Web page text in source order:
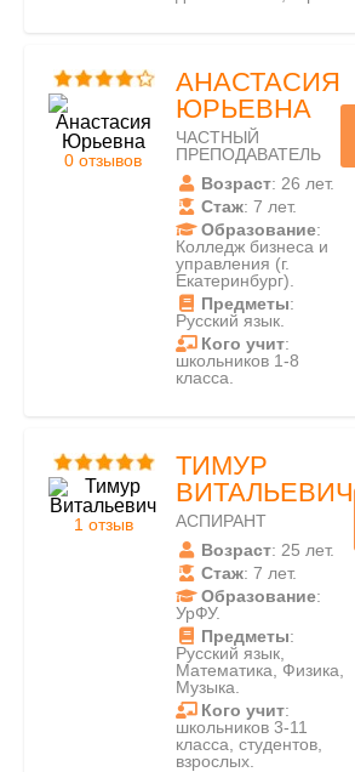
0 отзывов
АНАСТАСИЯ
ЮРЬЕВНА
ЧАСТНЫЙ
ПРЕПОДАВАТЕЛЬ
Возраст: 26 лет.
Стаж: 7 лет.
Образование:
Колледж бизнеса и
управления (г.
Екатеринбург).
Предметы:
Русский язык.
Кого учит:
школьников 1-8
класса.
1 отзыв
ТИМУР
ВИТАЛЬЕВИЧ
АСПИРАНТ
Возраст: 25 лет.
Стаж: 7 лет.
Образование:
УрФУ.
Предметы:
Русский язык,
Математика, Физика,
Музыка.
Кого учит:
школьников 3-11
класса, студентов,
взрослых.